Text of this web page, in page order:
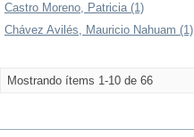
Castro Moreno, Patricia (1)
Chávez Avilés, Mauricio Nahuam (1)
Mostrando ítems 1-10 de 66